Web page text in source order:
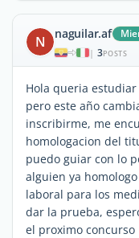
N naguilar.af
| 3POSTS
Hola queria
pero este año
inscribirme, me
homologacion del
puedo guiar con lo
alguien ya
laboral para los
dar la prueba,
el proximo concurso